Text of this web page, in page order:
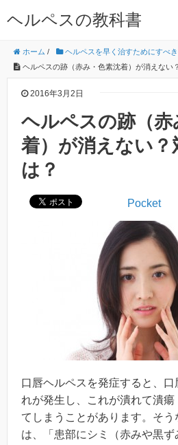
ヘルペスの教科書
ホーム / ヘルペスを早く治すためにすべ
ヘルペスの跡（赤み・色素沈着）が消えない
2016年3月2日
ヘルペスの跡（赤
着）が消えない？
は？
Pocket
口唇ヘルペスを発症すると、口
れが発生し、これが潰れて潰
てしまうことがあります。そ
は、「患部にシミ（赤みや黒ず